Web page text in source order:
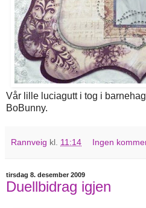
Vår lille luciagutt i tog i
BoBunny.
Rannveig kl. 11:14 Ingen
tirsdag 8. desember 2009
Duellbidrag igjen